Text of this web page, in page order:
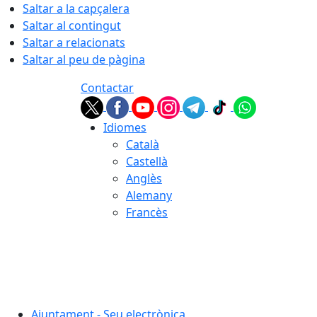
Saltar a la capçalera
Saltar al contingut
Saltar a relacionats
Saltar al peu de pàgina
Contactar
Idiomes
Català
Castellà
Anglès
Alemany
Francès